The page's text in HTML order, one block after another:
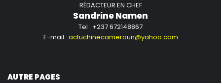
RÉDACTEUR EN CHEF
Sandrine Namen
Tel : +237 672148867
E-mail : actuchinecameroun@yahoo.com
AUTRE PAGES